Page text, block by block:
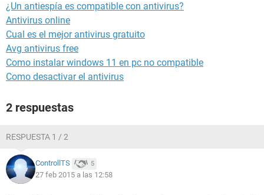
¿Un antiespía es compatible con antivirus?
Antivirus online
Cual es el mejor antivirus gratuito
Avg antivirus free
Como instalar windows 11 en pc no compatible
Como desactivar el antivirus
2 respuestas
RESPUESTA 1 / 2
ControllTS 5
27 feb 2015 a las 12:58